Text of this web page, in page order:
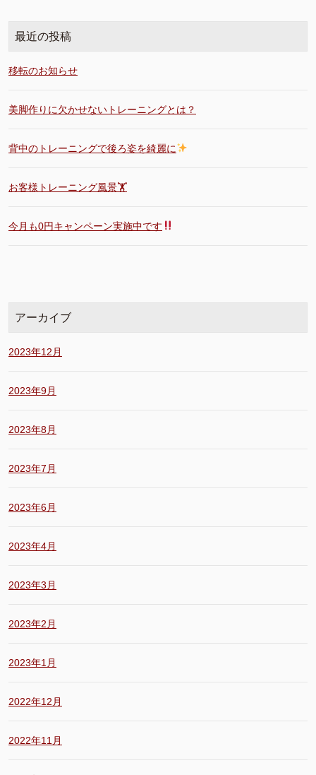
最近の投稿
移転のお知らせ
美脚作りに欠かせないトレーニングとは？
背中のトレーニングで後ろ姿を綺麗に
お客様トレーニング風景🏋️
今月も0円キャンペーン実施中です
アーカイブ
2023年12月
2023年9月
2023年8月
2023年7月
2023年6月
2023年4月
2023年3月
2023年2月
2023年1月
2022年12月
2022年11月